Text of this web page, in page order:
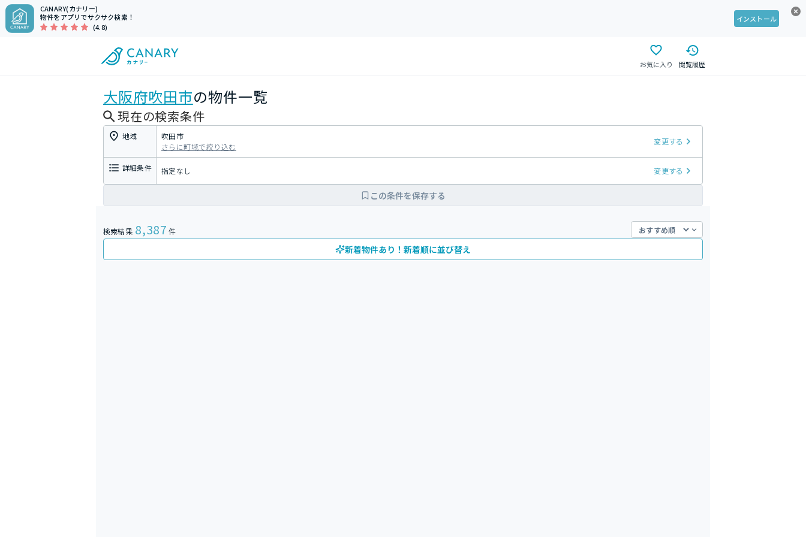
CANARY(カナリー)
物件をアプリでサクサク検索！
(4.8)
インストール
お気に入り 閲覧履歴
大阪府吹田市の物件一覧
現在の検索条件
地域
吹田市
さらに町域で絞り込む
変更する
詳細条件 指定なし 変更する
この条件を保存する
検索結果 8,387 件
新着物件あり！新着順に並び替え